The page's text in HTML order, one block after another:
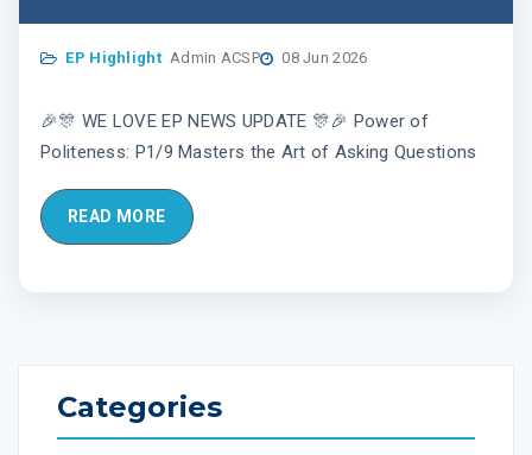
EP Highlight Admin ACSP 08 Jun 2026
🎉🎊 WE LOVE EP NEWS UPDATE 🎊🎉 Power of
Politeness: P1/9 Masters the Art of Asking Questions
READ MORE
Categories